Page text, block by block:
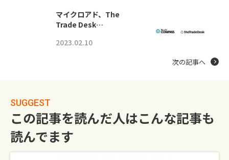
マイクロアド、The
Trade Desk…
2023.02.10
次の記事へ
SUGGEST
この記事を読んだ人はこんな記事も
読んでます